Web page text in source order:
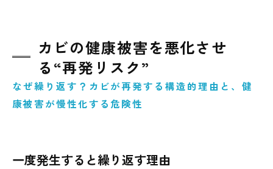
カビの健康被害を悪化させ
る“再発リスク”
なぜ繰り返す？カビが再発する構造的理由と、健
康被害が慢性化する危険性
一度発生すると繰り返す理由